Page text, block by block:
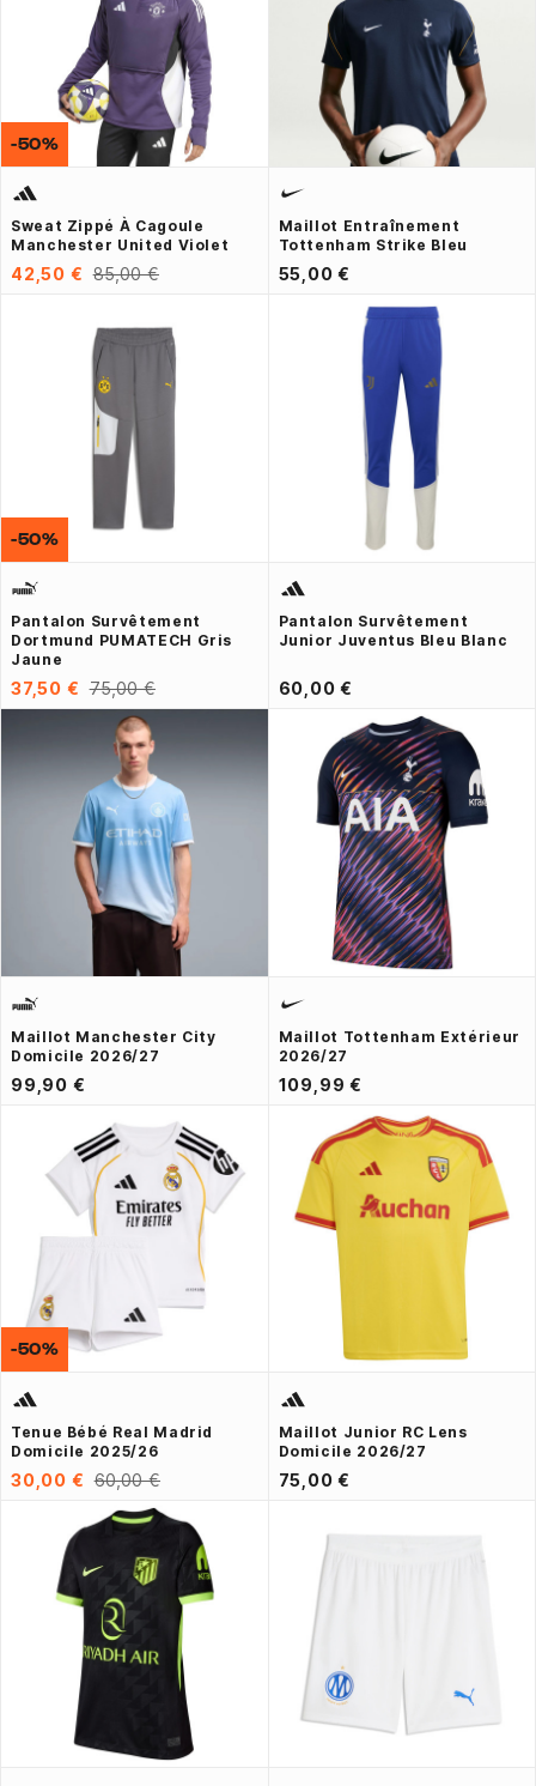
Sweat Zippé À Cagoule
Manchester United Violet
42,50 € 85,00 €
-50%
Maillot Entraînement
Tottenham Strike Bleu
55,00 €
Pantalon Survêtement
Dortmund PUMATECH Gris
Jaune
37,50 € 75,00 €
-50%
Pantalon Survêtement
Junior Juventus Bleu Blanc
60,00 €
Maillot Manchester City
Domicile 2026/27
99,90 €
Maillot Tottenham Extérieur
2026/27
109,99 €
Tenue Bébé Real Madrid
Domicile 2025/26
30,00 € 60,00 €
-50%
Maillot Junior RC Lens
Domicile 2026/27
75,00 €